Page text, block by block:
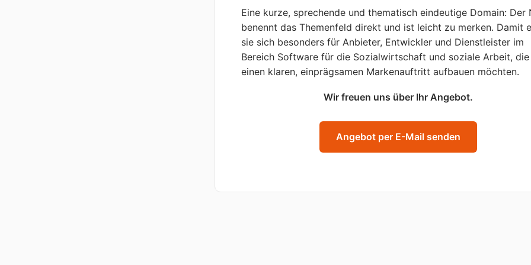
Eine kurze, sprechende und thematisch eindeutige Domain: Der
benennt das Themenfeld direkt und ist leicht zu merken. Damit
sie sich besonders für Anbieter, Entwickler und Dienstleister im
Bereich Software für die Sozialwirtschaft und soziale Arbeit, die
einen klaren, einprägsamen Markenauftritt aufbauen möchten.
Wir freuen uns über Ihr Angebot.
Angebot per E-Mail senden